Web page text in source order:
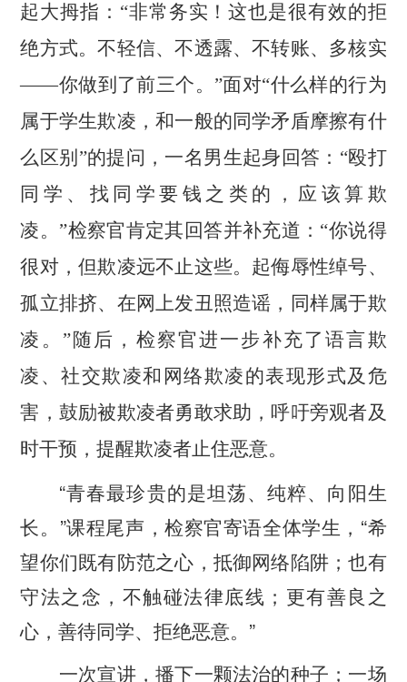
起大拇指：“非常务实！这也是很有效的拒
绝方式。不轻信、不透露、不转账、多核实
——你做到了前三个。”面对“什么样的行为
属于学生欺凌，和一般的同学矛盾摩擦有什
么区别”的提问，一名男生起身回答：“殴打
同学、找同学要钱之类的，应该算欺
凌。”检察官肯定其回答并补充道：“你说得
很对，但欺凌远不止这些。起侮辱性绰号、
孤立排挤、在网上发丑照造谣，同样属于欺
凌。”随后，检察官进一步补充了语言欺
凌、社交欺凌和网络欺凌的表现形式及危
害，鼓励被欺凌者勇敢求助，呼吁旁观者及
时干预，提醒欺凌者止住恶意。
“青春最珍贵的是坦荡、纯粹、向阳生
长。”课程尾声，检察官寄语全体学生，“希
望你们既有防范之心，抵御网络陷阱；也有
守法之念，不触碰法律底线；更有善良之
心，善待同学、拒绝恶意。”
一次宣讲，播下一颗法治的种子；一场